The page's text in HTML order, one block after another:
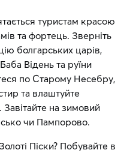
туристам красою
та фортець. Зверніть
болгарських царів,
Відень та руїни
по Старому Несебру,
та влаштуйте
на зимовий
чи Пампорово.
Піски? Побувайте в